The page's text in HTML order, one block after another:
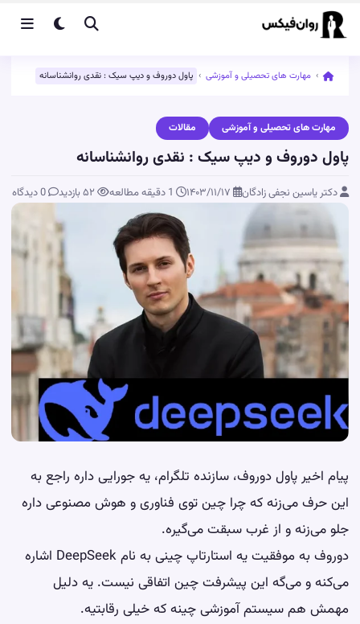
› مهارت های تحصیلی و آموزشی › پاول دوروف و دیپ سیک : نقدی روانشناسانه
مهارت های تحصیلی و آموزشی مقالات
پاول دوروف و دیپ سیک : نقدی روانشناسانه
دکتر یاسین نجفی زادگان ۵۲بازدید
پیام اخیر پاول دوروف، سازنده تلگرام، یه جورایی داره راجع به
این حرف می‌زنه که چرا چین توی فناوری و هوش مصنوعی داره
جلو می‌زنه و از غرب سبقت می‌گیره.
دوروف به موفقیت یه استارتاپ چینی به نام DeepSeek اشاره
می‌کنه و می‌گه این پیشرفت چین اتفاقی نیست. یه دلیل
مهمش هم سیستم آموزشی چینه که خیلی رقابتیه.